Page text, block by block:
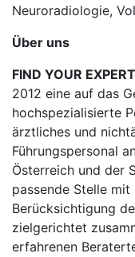
Neuroradiologie,
Über uns
FIND YOUR
2012 eine auf das
hochspezialisierte
ärztliches und
Führungspersonal
Österreich und der
passende Stelle
Berücksichtigung
zielgerichtet
erfahrenen